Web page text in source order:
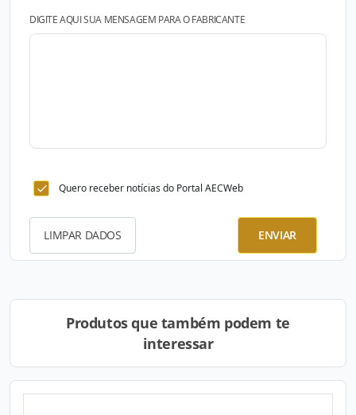
DIGITE AQUI SUA MENSAGEM PARA O FABRICANTE
Quero receber notícias do Portal AECWeb
LIMPAR DADOS ENVIAR
Produtos que também podem te
interessar